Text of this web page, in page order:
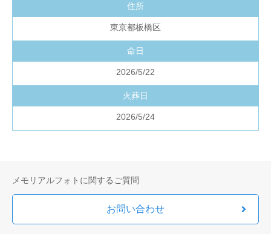
住所
東京都板橋区
命日
2026/5/22
火葬日
2026/5/24
メモリアルフォトに関するご質問
お問い合わせ